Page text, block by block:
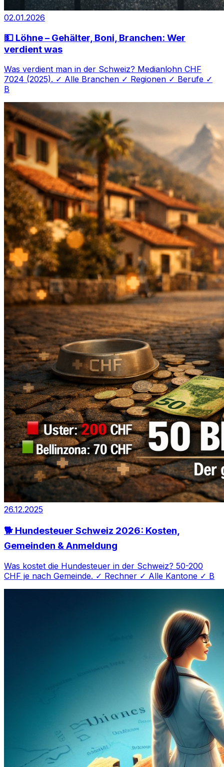
02.01.2026
💵 Löhne – Gehälter, Boni, Branchen: Wer
verdient was
Was verdient man in der Schweiz? Medianlohn CHF
7024 (2025). ✓ Alle Branchen ✓ Regionen ✓ Berufe ✓
B
26.12.2025
🐕 Hundesteuer Schweiz 2026: Kosten,
Gemeinden & Anmeldung
Was kostet die Hundesteuer in der Schweiz? 50-200
CHF je nach Gemeinde. ✓ Rechner ✓ Alle Kantone ✓ B